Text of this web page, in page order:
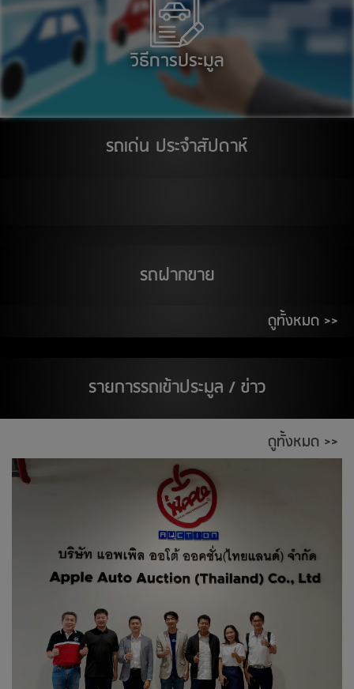
19 สิงหาคม 2569
THE WALK จ.นครสวรรค์
ติวานนท์
สิงหาคม 2569
ตลาดฉัตรแก้ว พิษณุโลก
ติวานนท์
25
สิงหาคม 2569
สต๊อกแอพเพิล นครราชสีมา
ติวานนท์
สต๊อกแอพเพิล อุดรธานี
วิธีการประมูล
รถเด่น ประจำสัปดาห์
รถฝากขาย
ดูทั้งหมด >>
รายการรถเข้าประมูล / ข่าว
ดูทั้งหมด >>